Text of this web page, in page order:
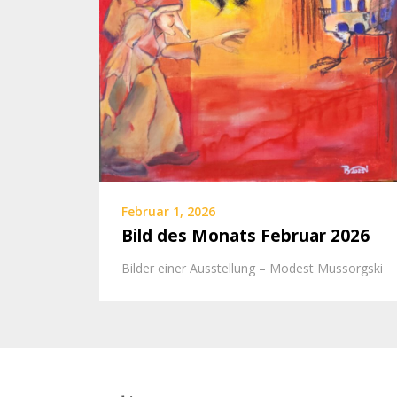
Februar 1, 2026
Bild des Monats Februar 2026
Bilder einer Ausstellung – Modest Mussorgski